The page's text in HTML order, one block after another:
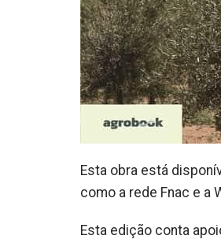
Esta obra está
como a rede Fnac e a
Esta edição conta